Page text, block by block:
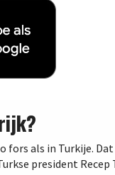
als in Turkije.
president